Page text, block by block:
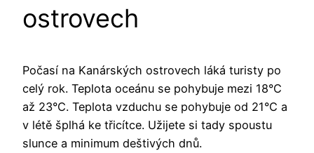
ostrovech
Počasí na Kanárských ostrovech láká turisty po
celý rok. Teplota oceánu se pohybuje mezi 18°C
až 23°C. Teplota vzduchu se pohybuje od 21°C a
v létě šplhá ke třicítce. Užijete si tady spoustu
slunce a minimum deštivých dnů.